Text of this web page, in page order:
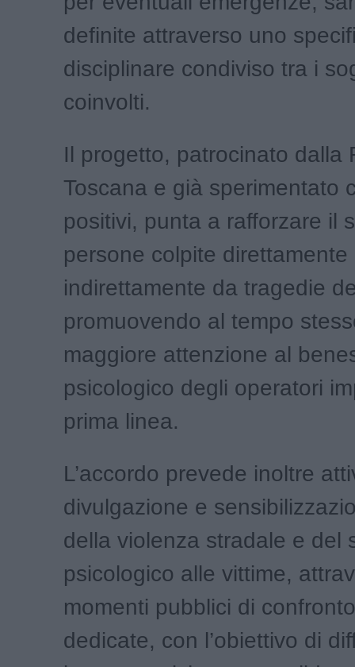
definite attraverso uno
disciplinare condiviso tra i
coinvolti.
Il progetto, patrocinato dalla
Toscana e già sperimentato
positivi, punta a rafforzare il
persone colpite direttamente
indirettamente da tragedie
promuovendo al tempo
maggiore attenzione al
psicologico degli operatori
prima linea.
L’accordo prevede inoltre
divulgazione e
della violenza stradale e del
psicologico alle vittime,
momenti pubblici di
dedicate, con l’obiettivo di